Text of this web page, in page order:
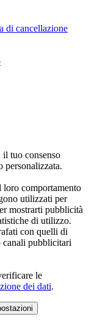
di cancellazione
tuo consenso
personalizzata.
loro comportamento
utilizzati per
mostrarti pubblicità
di utilizzo.
con quelli di
canali pubblicitari
le
dei dati.